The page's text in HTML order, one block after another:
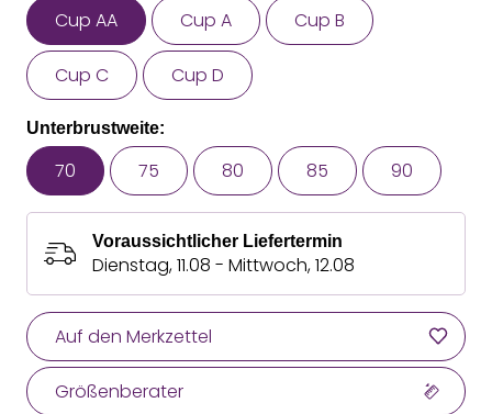
Cup AA Cup A Cup B
Cup C Cup D
Unterbrustweite:
70 75 80 85 90
Voraussichtlicher Liefertermin
Dienstag, 11.08 - Mittwoch, 12.08
Auf den Merkzettel
Größenberater